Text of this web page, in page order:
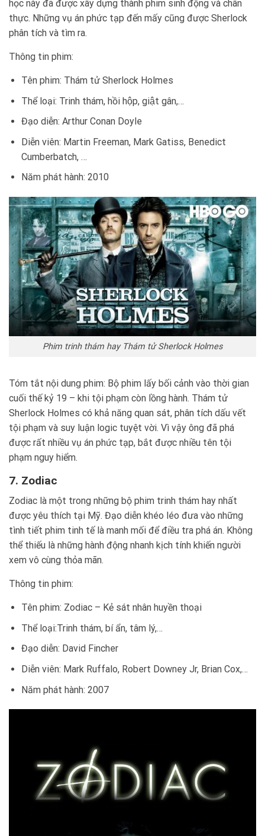
học này đã được xây dựng thành phim sinh động và chân
thực. Những vụ án phức tạp đến mấy cũng được Sherlock
phân tích và tìm ra.
Thông tin phim:
Tên phim: Thám tử Sherlock Holmes
Thể loại: Trinh thám, hồi hộp, giật gân,…
Đạo diễn: Arthur Conan Doyle
Diễn viên: Martin Freeman, Mark Gatiss, Benedict
Cumberbatch, …
Năm phát hành: 2010
Phim trinh thám hay Thám tử Sherlock Holmes
Tóm tắt nội dung phim: Bộ phim lấy bối cảnh vào thời gian
cuối thế kỷ 19 – khi tội phạm còn lồng hành. Thám tử
Sherlock Holmes có khả năng quan sát, phân tích dấu vết
tội phạm và suy luận logic tuyệt vời. Vì vậy ông đã phá
được rất nhiều vụ án phức tạp, bắt được nhiều tên tội
phạm nguy hiểm.
7. Zodiac
Zodiac là một trong những bộ phim trinh thám hay nhất
được yêu thích tại Mỹ. Đạo diễn khéo léo đưa vào những
tình tiết phim tinh tế là manh mối để điều tra phá án. Không
thể thiếu là những hành động nhanh kịch tính khiến người
xem vô cùng thỏa mãn.
Thông tin phim:
Tên phim: Zodiac – Kẻ sát nhân huyền thoại
Thể loại:Trinh thám, bí ẩn, tâm lý,…
Đạo diễn: David Fincher
Diễn viên: Mark Ruffalo, Robert Downey Jr, Brian Cox,…
Năm phát hành: 2007